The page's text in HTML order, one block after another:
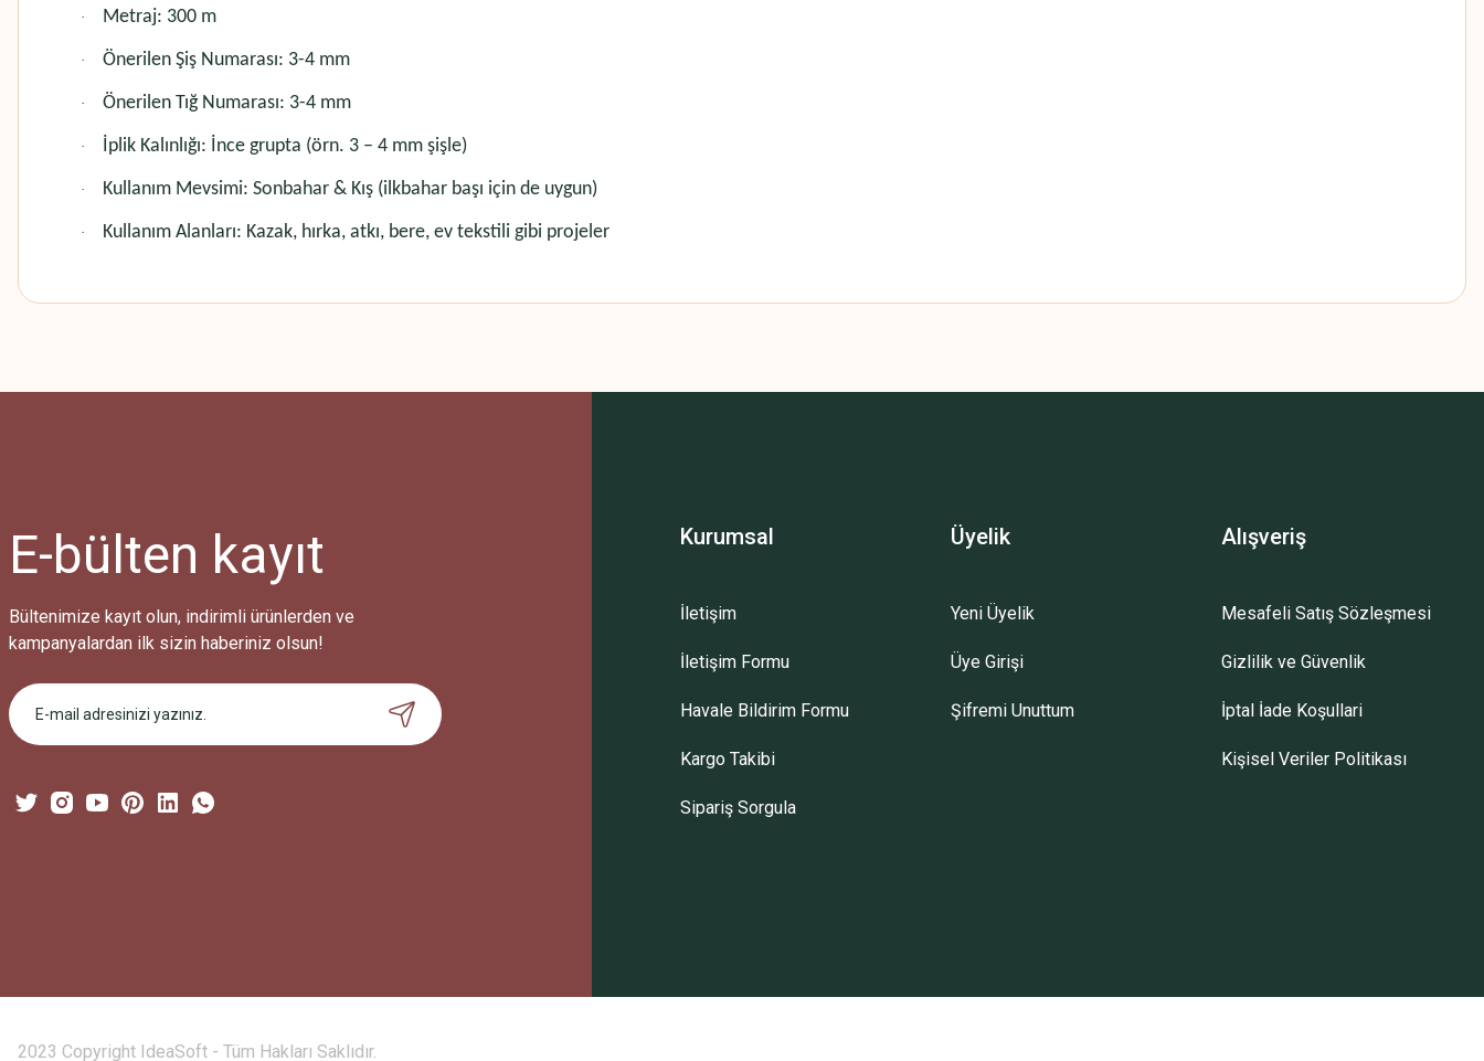
· Metraj: 300 m
· Önerilen Şiş Numarası: 3-4 mm
· Önerilen Tığ Numarası: 3-4 mm
· İplik Kalınlığı: İnce grupta (örn. 3 – 4 mm şişle)
· Kullanım Mevsimi: Sonbahar & Kış (ilkbahar başı için de uygun)
· Kullanım Alanları: Kazak, hırka, atkı, bere, ev tekstili gibi projeler
Bu ürüne ilk yorumu siz yapın!
Bu ürüne benzer farklı alternatifler olmalı.
Gönder
E-bülten kayıt
Bültenimize kayıt olun, indirimli ürünlerden ve
kampanyalardan ilk sizin haberiniz olsun!
Kurumsal
İletişim
İletişim Formu
Havale Bildirim Formu
Kargo Takibi
Sipariş Sorgula
Üyelik
Yeni Üyelik
Üye Girişi
Şifremi Unuttum
Alışveriş
Mesafeli Satış Sözleşmesi
Gizlilik ve Güvenlik
İptal İade Koşullari
Kişisel Veriler Politikası
2023 Copyright IdeaSoft - Tüm Hakları Saklıdır.